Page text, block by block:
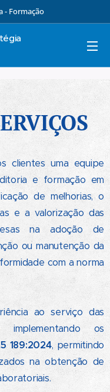
- Formação
clientes uma equipe
e formação em
de melhorias, o
e a valorização das
na adoção de
ou manutenção da
com a norma
ao serviço das
implementando os
189:2024, permitindo
na obtenção de